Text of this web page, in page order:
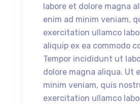
labore et dolore magna
enim ad minim veniam,
exercitation ullamco
aliquip ex ea commodo
Tempor incididunt ut
dolore magna aliqua. Ut
minim veniam, quis
exercitation ullamco